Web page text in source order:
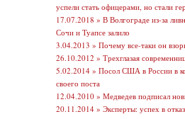
успели стать офицерами, но стали
17.07.2018 » В Волгограде из-за
Сочи и Туапсе залило
3.04.2013 » Почему все-таки он
26.10.2012 » Трехглазая
5.02.2014 » Посол США в России в
своего поста
12.04.2010 » Медведев подписал
20.11.2014 » Эксперты: успех в